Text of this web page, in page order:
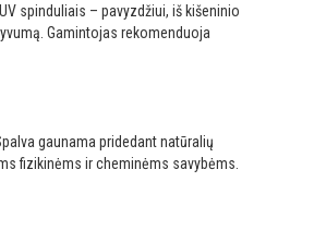
spinduliais – pavyzdžiui, iš kišeninio
Gamintojas rekomenduoja
gaunama pridedant natūralių
fizikinėms ir cheminėms savybėms.